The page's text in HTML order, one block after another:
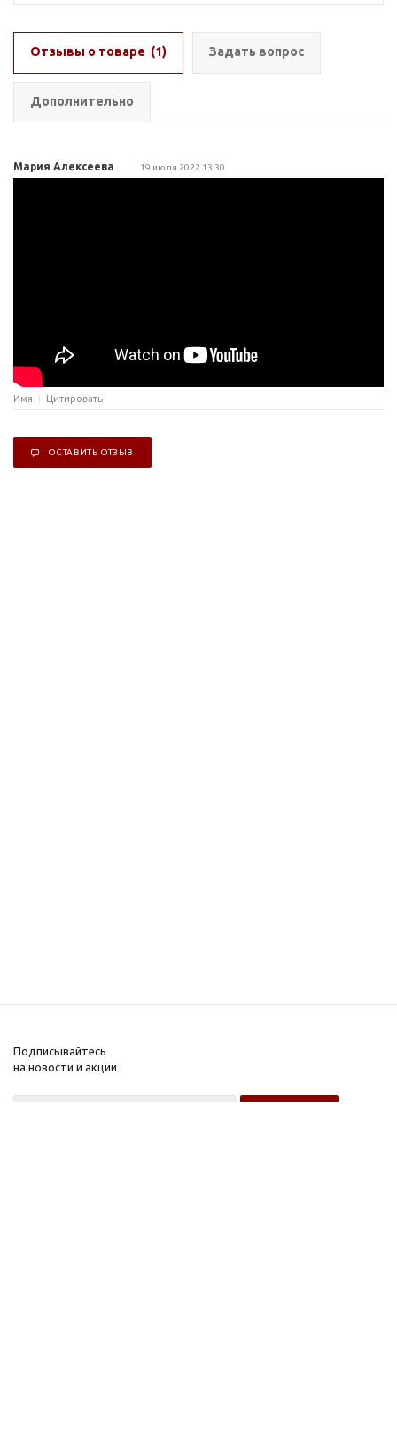
Отзывы о товаре (1) Задать вопрос
Дополнительно
Мария Алексеева 19 июля 2022 13:30
Имя Цитировать
ОСТАВИТЬ ОТЗЫВ
Подписывайтесь
на новости и акции